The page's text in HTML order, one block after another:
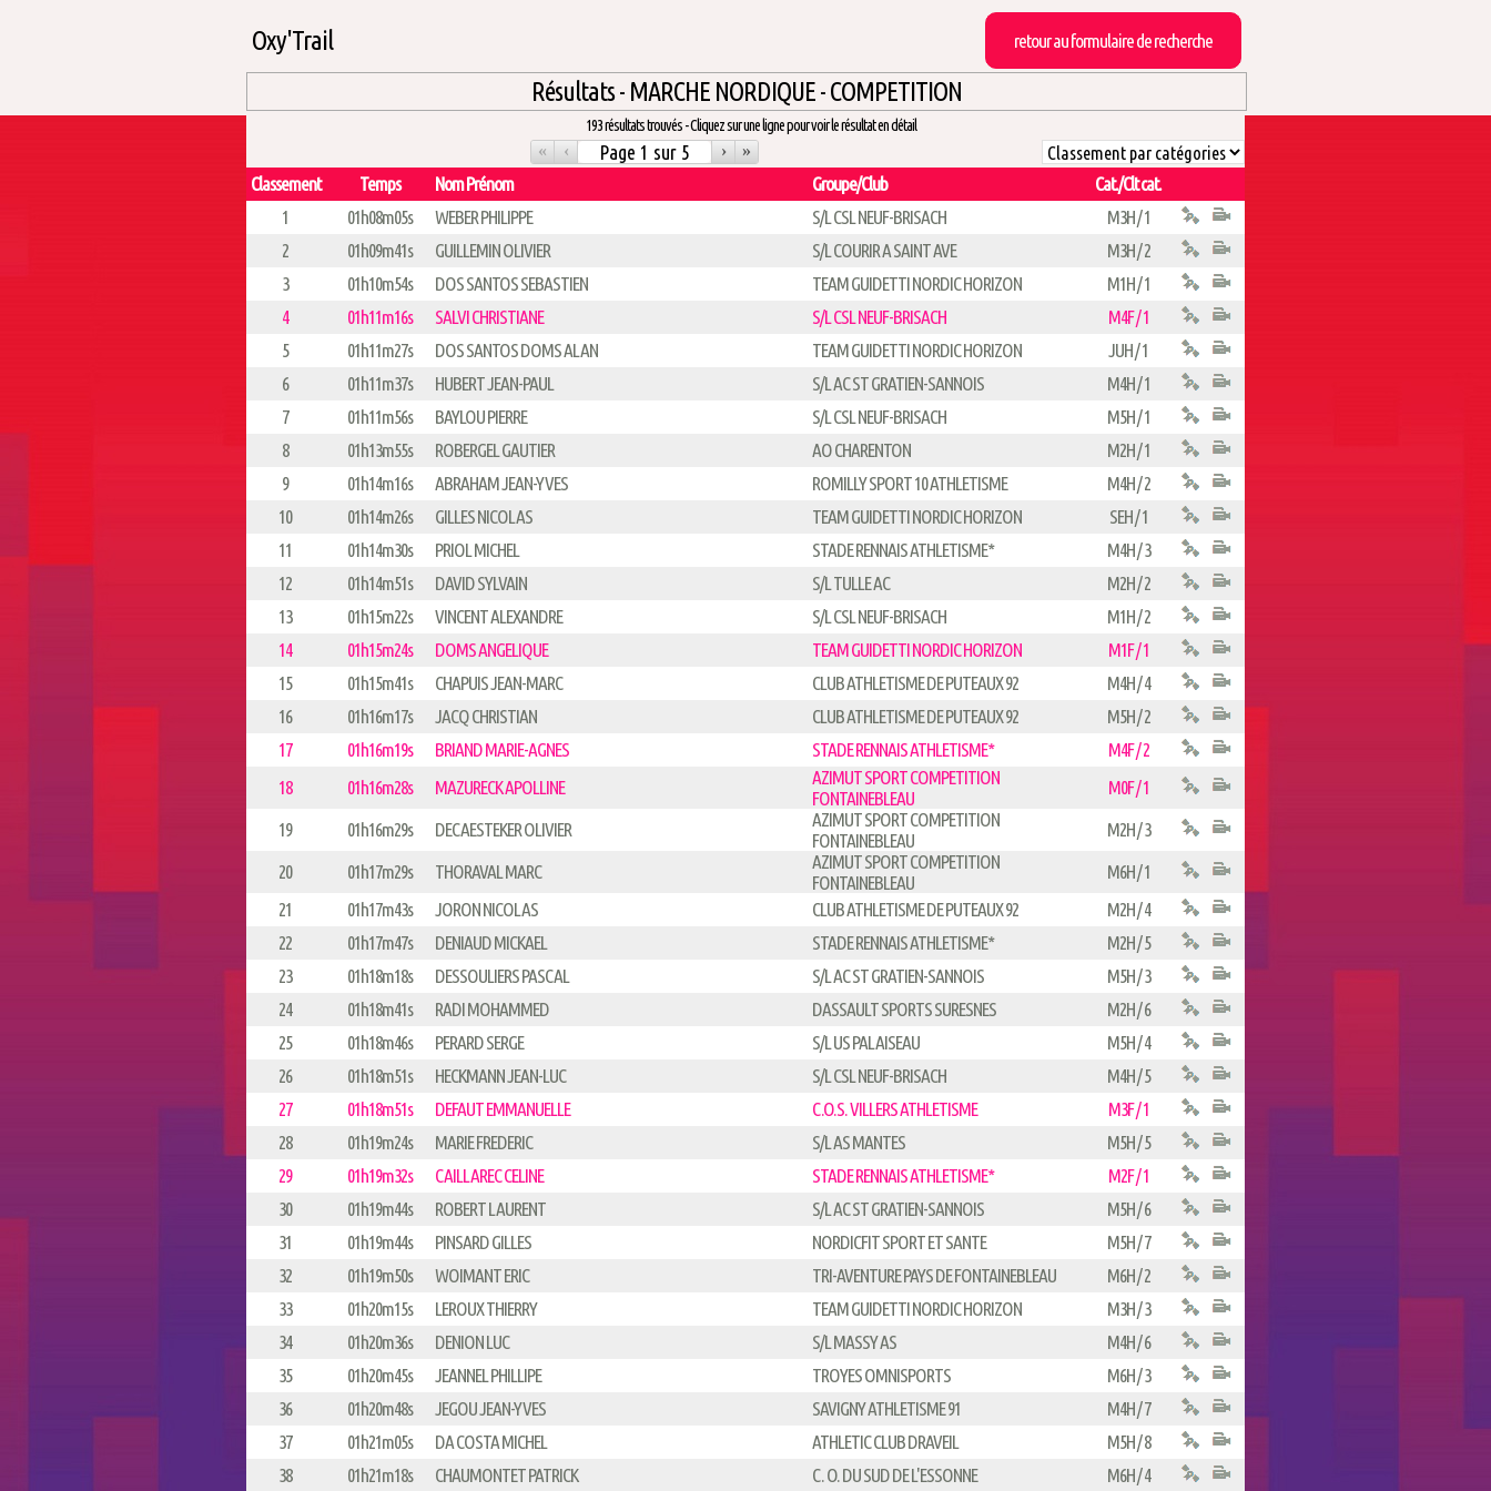
Oxy'Trail retour au formulaire de recherche
Résultats - MARCHE NORDIQUE - COMPETITION
193 résultats trouvés - Cliquez sur une ligne pour voir le résultat en détail
« ‹ › »
Classement Temps Nom Prénom Groupe/Club
Cat./Clt cat.
1
01h08m05s WEBER PHILIPPE S/L CSL NEUF-BRISACH
M3H / 1
2
01h09m41s GUILLEMIN OLIVIER S/L COURIR A SAINT AVE
M3H / 2
3
01h10m54s DOS SANTOS SEBASTIEN TEAM GUIDETTI NORDIC HORIZON
M1H / 1
4
01h11m16s SALVI CHRISTIANE S/L CSL NEUF-BRISACH
M4F / 1
5
01h11m27s DOS SANTOS DOMS ALAN TEAM GUIDETTI NORDIC HORIZON
JUH / 1
6
01h11m37s HUBERT JEAN-PAUL S/L AC ST GRATIEN-SANNOIS
M4H / 1
7
01h11m56s BAYLOU PIERRE S/L CSL NEUF-BRISACH
M5H / 1
8
01h13m55s ROBERGEL GAUTIER AO CHARENTON
M2H / 1
9
01h14m16s ABRAHAM JEAN-YVES ROMILLY SPORT 10 ATHLETISME
M4H / 2
10
01h14m26s GILLES NICOLAS TEAM GUIDETTI NORDIC HORIZON
SEH / 1
11
01h14m30s PRIOL MICHEL STADE RENNAIS ATHLETISME*
M4H / 3
12
01h14m51s DAVID SYLVAIN S/L TULLE AC
M2H / 2
13
01h15m22s VINCENT ALEXANDRE S/L CSL NEUF-BRISACH
M1H / 2
14
01h15m24s DOMS ANGELIQUE TEAM GUIDETTI NORDIC HORIZON
M1F / 1
15
01h15m41s CHAPUIS JEAN-MARC CLUB ATHLETISME DE PUTEAUX 92
M4H / 4
16
01h16m17s JACQ CHRISTIAN CLUB ATHLETISME DE PUTEAUX 92
M5H / 2
17
01h16m19s BRIAND MARIE-AGNES STADE RENNAIS ATHLETISME*
M4F / 2
18
01h16m28s MAZURECK APOLLINE
AZIMUT SPORT COMPETITION
FONTAINEBLEAU
M0F / 1
19
01h16m29s DECAESTEKER OLIVIER
AZIMUT SPORT COMPETITION
FONTAINEBLEAU
M2H / 3
20
01h17m29s THORAVAL MARC
AZIMUT SPORT COMPETITION
FONTAINEBLEAU
M6H / 1
21
01h17m43s JORON NICOLAS CLUB ATHLETISME DE PUTEAUX 92
M2H / 4
22
01h17m47s DENIAUD MICKAEL STADE RENNAIS ATHLETISME*
M2H / 5
23
01h18m18s DESSOULIERS PASCAL S/L AC ST GRATIEN-SANNOIS
M5H / 3
24
01h18m41s RADI MOHAMMED DASSAULT SPORTS SURESNES
M2H / 6
25
01h18m46s PERARD SERGE S/L US PALAISEAU
M5H / 4
26
01h18m51s HECKMANN JEAN-LUC S/L CSL NEUF-BRISACH
M4H / 5
27
01h18m51s DEFAUT EMMANUELLE C.O.S. VILLERS ATHLETISME
M3F / 1
28
01h19m24s MARIE FREDERIC S/L AS MANTES
M5H / 5
29
01h19m32s CAILLAREC CELINE STADE RENNAIS ATHLETISME*
M2F / 1
30
01h19m44s ROBERT LAURENT S/L AC ST GRATIEN-SANNOIS
M5H / 6
31
01h19m44s PINSARD GILLES NORDICFIT SPORT ET SANTE
M5H / 7
32
01h19m50s WOIMANT ERIC TRI-AVENTURE PAYS DE FONTAINEBLEAU
M6H / 2
33
01h20m15s LEROUX THIERRY TEAM GUIDETTI NORDIC HORIZON
M3H / 3
34
01h20m36s DENION LUC S/L MASSY AS
M4H / 6
35
01h20m45s JEANNEL PHILLIPE TROYES OMNISPORTS
M6H / 3
36
01h20m48s JEGOU JEAN-YVES SAVIGNY ATHLETISME 91
M4H / 7
37
01h21m05s DA COSTA MICHEL ATHLETIC CLUB DRAVEIL
M5H / 8
38
01h21m18s CHAUMONTET PATRICK C. O. DU SUD DE L'ESSONNE M6H / 4